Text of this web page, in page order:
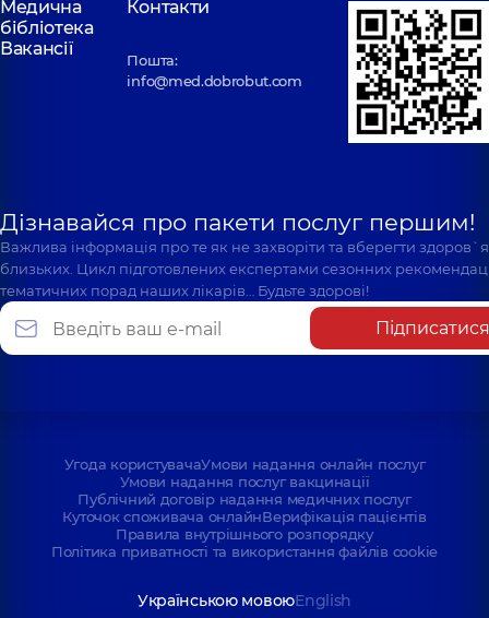
Медична
бібліотека
Контакти
Вакансії
Пошта:
info@med.dobrobut.com
Дізнавайся про пакети послуг першим!
Важлива інформація про те як не захворіти та вберегти
близьких. Цикл підготовлених експертами сезонних
тематичних порад наших лікарів… Будьте здорові!
Підписатися
Угода користувачаУмови надання онлайн послуг
Умови надання послуг вакцинації
Публічний договір надання медичних послуг
Куточок споживача онлайнВерифікація пацієнтів
Правила внутрішнього розпорядку
Політика приватності та використання файлів cookie
Українською мовоюEnglish